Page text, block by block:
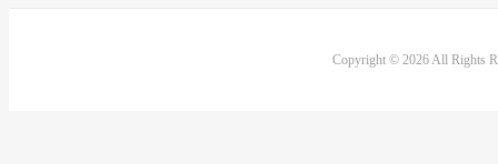
Copyright © 2026 All Rights